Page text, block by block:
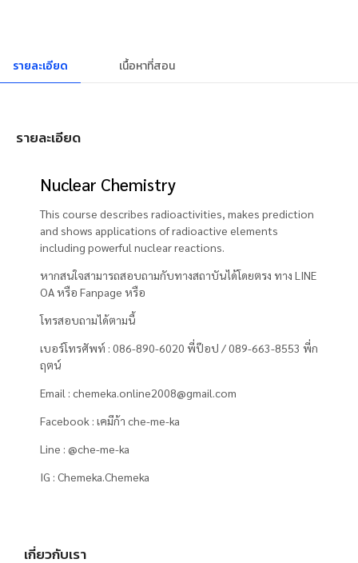
รายละเอียด เนื้อหาที่สอน
รายละเอียด
Nuclear Chemistry
This course describes radioactivities, makes prediction
and shows applications of radioactive elements
including powerful nuclear reactions.
หากสนใจสามารถสอบถามกับทางสถาบันได้โดยตรง ทาง LINE
OA หรือ Fanpage หรือ
โทรสอบถามได้ตามนี้
เบอร์โทรศัพท์ : 086-890-6020 พี่ป๊อป / 089-663-8553 พี่ก
ฤตน์
Email : chemeka.online2008@gmail.com
Facebook : เคมีก้า che-me-ka
Line : @che-me-ka
IG : Chemeka.Chemeka
เกี่ยวกับเรา